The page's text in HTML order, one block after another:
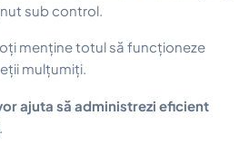
sub control.
menține totul să funcționeze
mulțumiți.
ajuta să administrezi eficient
.